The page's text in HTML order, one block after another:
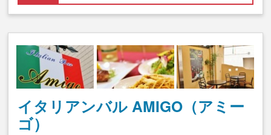
イタリアンバル AMIGO（アミー
ゴ）